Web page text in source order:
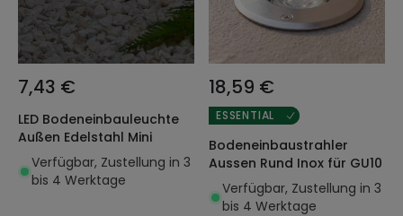
7,43 €
LED Bodeneinbauleuchte
Außen Edelstahl Mini
Verfügbar, Zustellung in 3
bis 4 Werktage
18,59 €
ESSENTIAL
Bodeneinbaustrahler
Aussen Rund Inox für GU10
Verfügbar, Zustellung in 3
bis 4 Werktage